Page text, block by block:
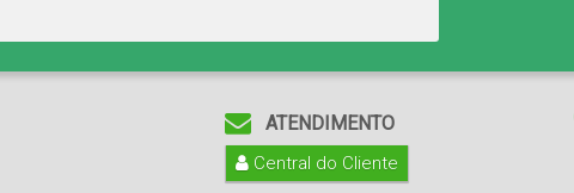
ATENDIMENTO
Central do Cliente